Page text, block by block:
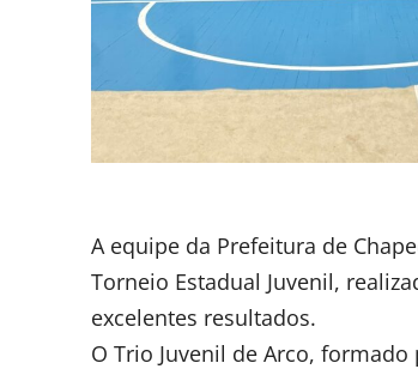
A equipe da Prefeitura de
Torneio Estadual Juvenil,
excelentes resultados.
O Trio Juvenil de Arco,